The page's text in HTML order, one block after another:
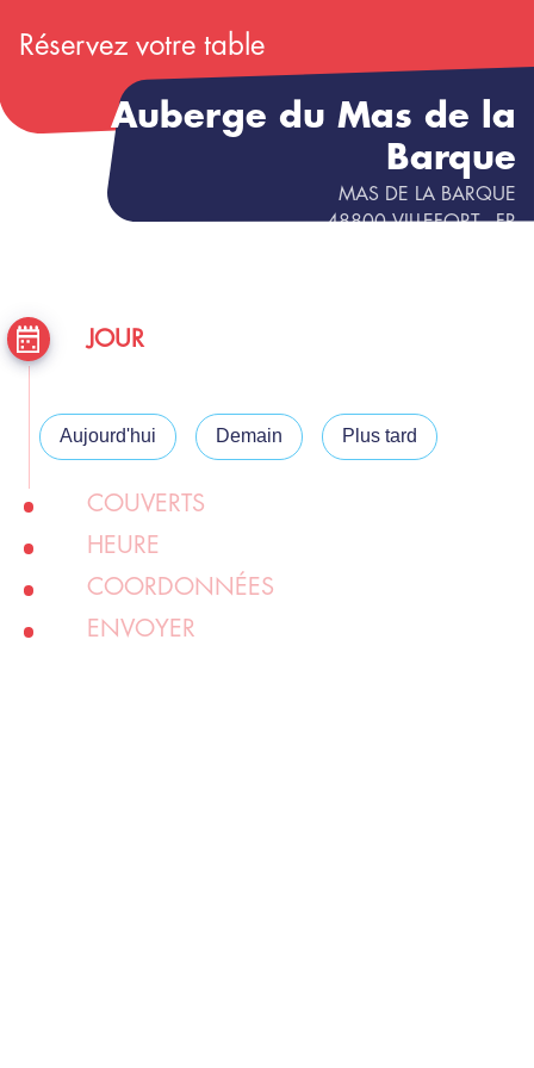
Réservez votre table
Auberge du Mas de la
Barque
MAS DE LA BARQUE
48800 VILLEFORT- FR
JOUR
Aujourd'hui Demain Plus tard
COUVERTS
HEURE
COORDONNÉES
ENVOYER